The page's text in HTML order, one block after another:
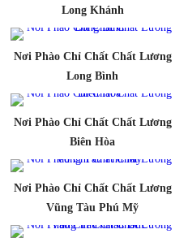
Long Khánh
Nơi Phào Chỉ Chất Chất Lương
Long Bình
Nơi Phào Chỉ Chất Chất Lương
Biên Hòa
Nơi Phào Chỉ Chất Chất Lương
Vũng Tàu Phú Mỹ